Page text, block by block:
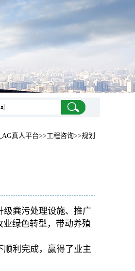
真人平台>>工程咨询>>规划
粪污处理设施、推广
绿色转型，带动养殖
利完成，赢得了业主